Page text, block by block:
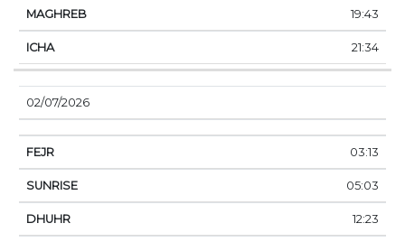
19:43
21:34
02/07/2026
03:13
05:03
12:23